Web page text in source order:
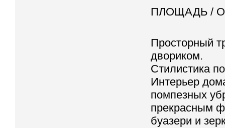
ПЛОЩАДЬ /
Просторный
двориком.
Стилистика
Интерьер
помпезных
прекрасным
буазери и